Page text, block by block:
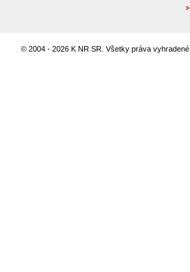
© 2004 - 2026 K NR SR. Všetky práva vyhradené.